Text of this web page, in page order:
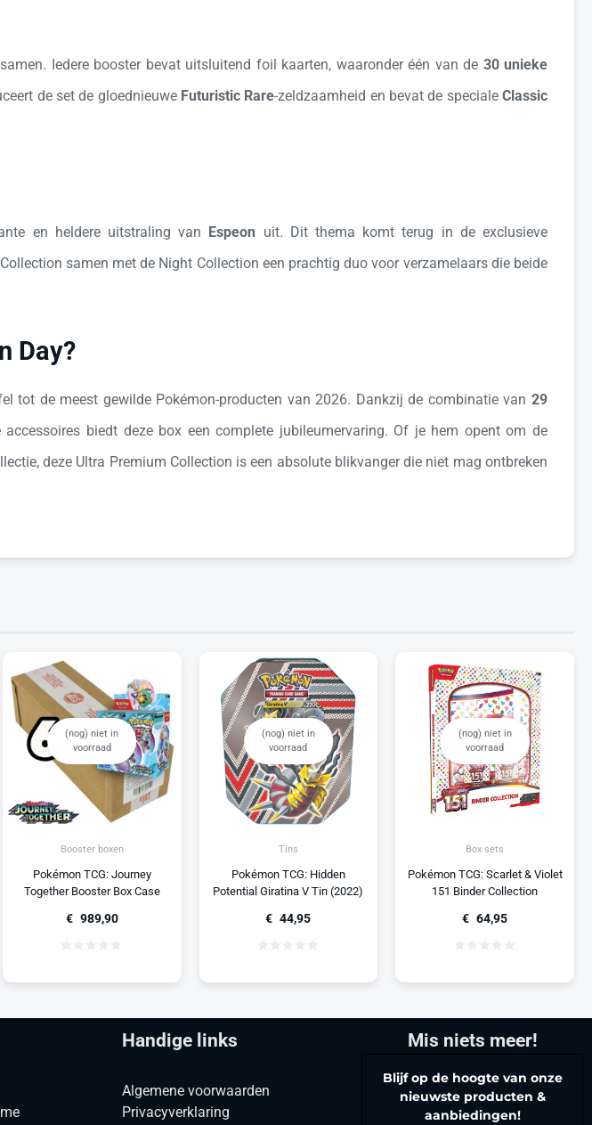
Iedere booster bevat uitsluitend foil kaarten, waaronder één van de 30 unieke
de set de gloednieuwe Futuristic Rare-zeldzaamheid en bevat de specialeClassic
en heldere uitstraling van Espeon uit. Dit thema komt terug in de exclusieve
samen met de Night Collection een prachtig duo voor verzamelaars die beide
Day?
tot de meest gewilde Pokémon-producten van 2026. Dankzij de combinatie van29
biedt deze box een complete jubileumervaring. Of je hem opent om de
deze Ultra Premium Collection is een absolute blikvanger die niet mag ontbreken
(nog) niet in
voorraad
Booster boxen
Pokémon TCG: Journey
Together Booster Box Case
€ 989,90
(nog) niet in
voorraad
Tins
Pokémon TCG: Hidden
Potential Giratina V Tin (2022)
€ 44,95
(nog) niet in
voorraad
Box sets
Pokémon TCG: Scarlet & Violet
151 Binder Collection
€ 64,95
Handige links
Algemene voorwaarden
Privacyverklaring
Mis niets meer!
Blijf op de hoogte van onze
nieuwste producten &
aanbiedingen!